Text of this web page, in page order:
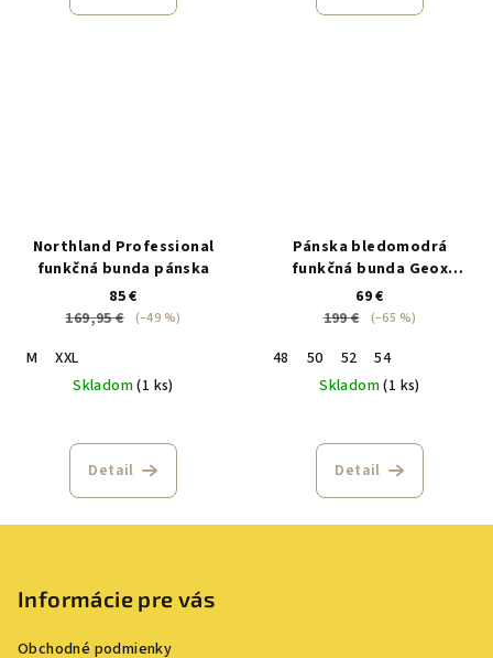
Northland Professional
funkčná bunda pánska
85 €
169,95 €
(–49 %)
M
XXL
Skladom(1 ks)
Detail
Pánska bledomodrá
funkčná bunda Geox
Respira
69 €
199 €
(–65 %)
48 50 52
54
Skladom(1 ks)
Detail
Informácie pre vás
Obchodné podmienky